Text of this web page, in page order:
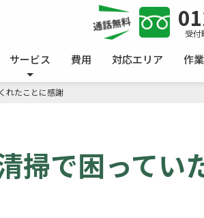
受付
サービス 費用 対応エリア 作
れたことに感謝
掃で困ってい